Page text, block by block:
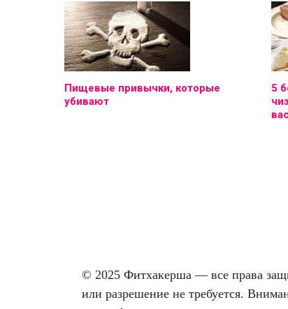
Пищевые привычки, которые
убивают
5
© 2025 Фитхакерша — все права
или разрешение не требуется.